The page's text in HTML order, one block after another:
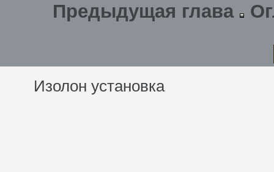
Предыдущая глава
Изолон установка